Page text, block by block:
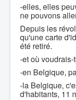
-elles, elles
ne pouvons
Depuis les
qu'une carte
été retiré.
-et où
-en Belgique,
-la Belgique,
d'habitants, 11